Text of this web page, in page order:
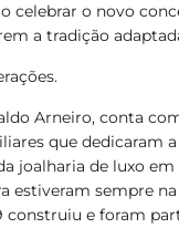
celebrar o novo
a tradição
Arneiro, conta
que dedicaram a
joalharia de luxo
estiveram sempre
construiu e foram